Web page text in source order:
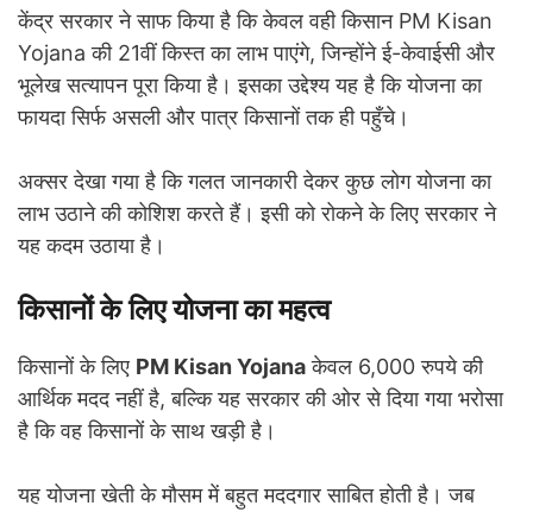
केंद्र सरकार ने साफ किया है कि केवल वही किसान PM Kisan
Yojana की 21वीं किस्त का लाभ पाएंगे, जिन्होंने ई-केवाईसी और
भूलेख सत्यापन पूरा किया है। इसका उद्देश्य यह है कि योजना का
फायदा सिर्फ असली और पात्र किसानों तक ही पहुँचे।
अक्सर देखा गया है कि गलत जानकारी देकर कुछ लोग योजना का
लाभ उठाने की कोशिश करते हैं। इसी को रोकने के लिए सरकार ने
यह कदम उठाया है।
किसानों के लिए योजना का महत्व
किसानों के लिए PM Kisan Yojanaकेवल 6,000 रुपये की
आर्थिक मदद नहीं है, बल्कि यह सरकार की ओर से दिया गया भरोसा
है कि वह किसानों के साथ खड़ी है।
यह योजना खेती के मौसम में बहुत मददगार साबित होती है। जब